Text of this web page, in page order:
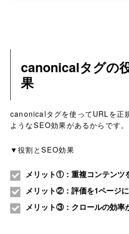
canonicalタグの
果
canonicalタグを使ってURLを正
ようなSEO効果があるからです。
▼役割とSEO効果
メリット①：重複コンテンツ
メリット②：評価を1ページ
メリット③：クロールの効率